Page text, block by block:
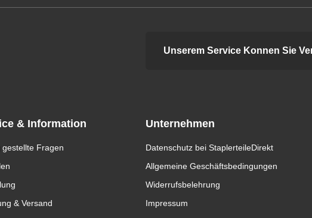
Unserem Service Konnen Sie
& Information
gestellte Fragen
& Versand
Unternehmen
Datenschutz bei StaplerteileDirekt
Allgemeine Geschäftsbedingungen
Widerrufsbelehrung
Impressum